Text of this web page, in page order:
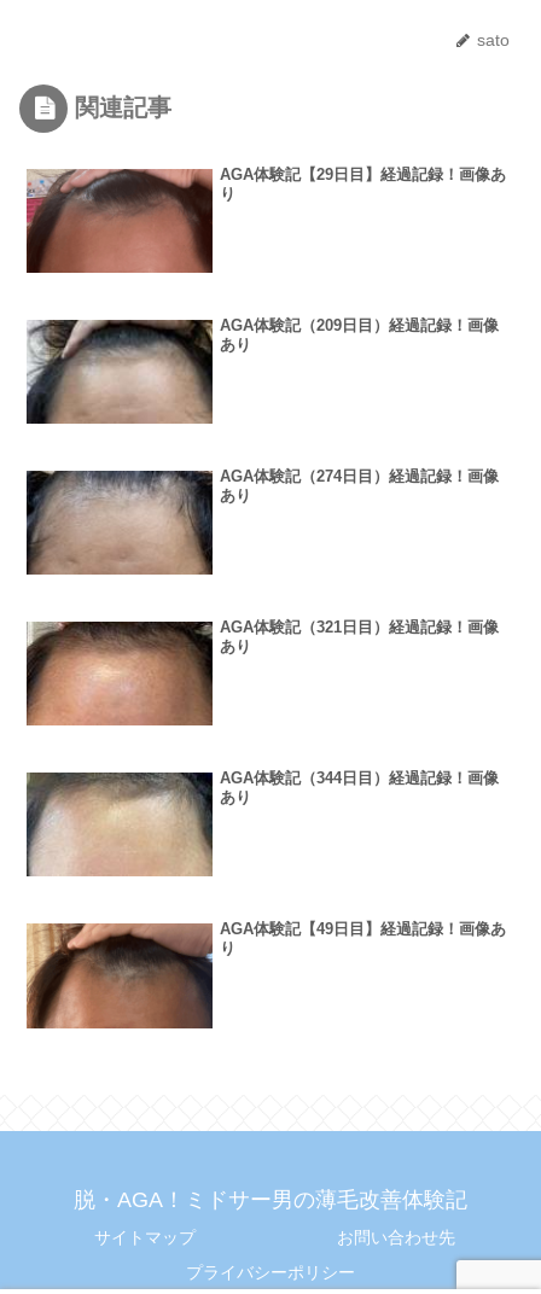
sato
関連記事
AGA体験記【29日目】経過記録！画像あ
り
AGA体験記（209日目）経過記録！画像
あり
AGA体験記（274日目）経過記録！画像
あり
AGA体験記（321日目）経過記録！画像
あり
AGA体験記（344日目）経過記録！画像
あり
AGA体験記【49日目】経過記録！画像あ
り
脱・AGA！ミドサー男の薄毛改善体験記
サイトマップ
お問い合わせ先
プライバシーポリシー